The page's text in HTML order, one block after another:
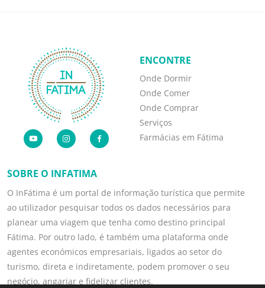
SOBRE O INFATIMA
O InFátima é um portal de informação turística que permite
ao utilizador pesquisar todos os dados necessários para
planear uma viagem que tenha como destino principal
Fátima. Por outro lado, é também uma plataforma onde
agentes económicos empresariais, ligados ao setor do
turismo, direta e indiretamente, podem promover o seu
negócio, angariar e fidelizar clientes.
ENCONTRE
Onde Dormir
Onde Comer
Onde Comprar
Serviços
Farmácias em Fátima